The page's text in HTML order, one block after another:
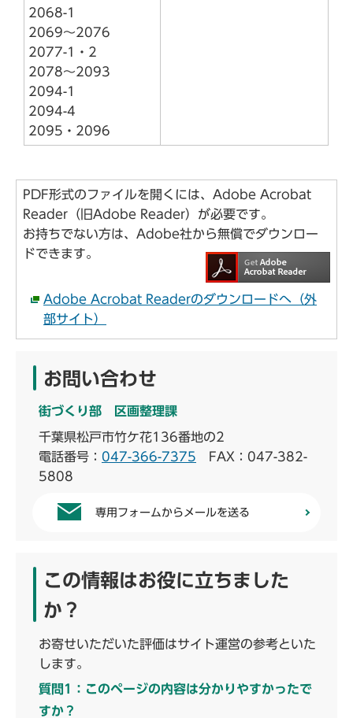
2068-1
2069～2076
2077-1・2
2078～2093
2094-1
2094-4
2095・2096
PDF形式のファイルを開くには、Adobe Acrobat
Reader（旧Adobe Reader）が必要です。
お持ちでない方は、Adobe社から無償でダウンロー
ドできます。
Adobe Acrobat Readerのダウンロードへ（外
部サイト）
お問い合わせ
街づくり部 区画整理課
千葉県松戸市竹ケ花136番地の2
電話番号： 047-366-7375 FAX：047-382-
5808
専用フォームからメールを送る
この情報はお役に立ちました
か？
お寄せいただいた評価はサイト運営の参考といた
します。
質問1：このページの内容は分かりやすかったで
すか？